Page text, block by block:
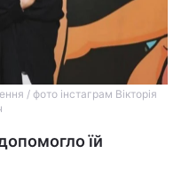
/ фото інстаграм Вікторія
їй